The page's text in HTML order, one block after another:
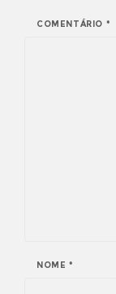
COMENTÁRIO *
NOME *